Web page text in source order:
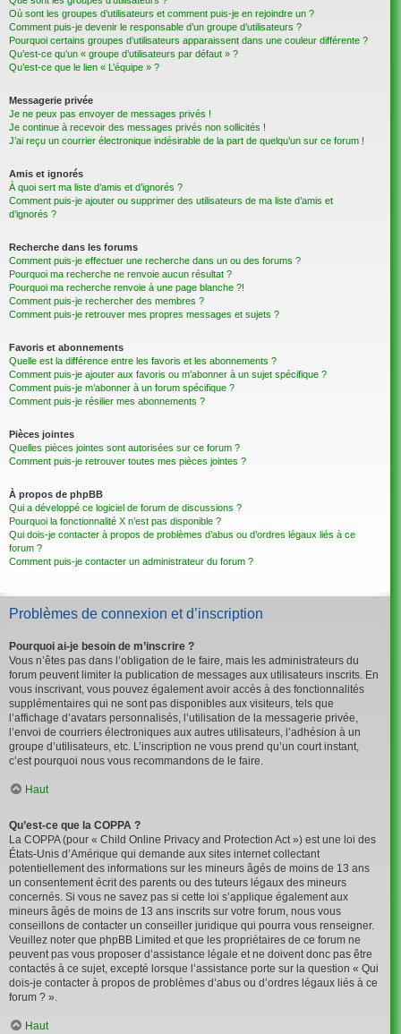
Où sont les groupes d’utilisateurs et comment puis-je en rejoindre un ?
Comment puis-je devenir le responsable d’un groupe d’utilisateurs ?
Pourquoi certains groupes d’utilisateurs apparaissent dans une couleur différente ?
Qu’est-ce qu’un « groupe d’utilisateurs par défaut » ?
Qu’est-ce que le lien « L’équipe » ?
Messagerie privée
Je ne peux pas envoyer de messages privés !
Je continue à recevoir des messages privés non sollicités !
J’ai reçu un courrier électronique indésirable de la part de quelqu’un sur ce forum !
Amis et ignorés
À quoi sert ma liste d’amis et d’ignorés ?
Comment puis-je ajouter ou supprimer des utilisateurs de ma liste d’amis et
d’ignorés ?
Recherche dans les forums
Comment puis-je effectuer une recherche dans un ou des forums ?
Pourquoi ma recherche ne renvoie aucun résultat ?
Pourquoi ma recherche renvoie à une page blanche ?!
Comment puis-je rechercher des membres ?
Comment puis-je retrouver mes propres messages et sujets ?
Favoris et abonnements
Quelle est la différence entre les favoris et les abonnements ?
Comment puis-je ajouter aux favoris ou m’abonner à un sujet spécifique ?
Comment puis-je m’abonner à un forum spécifique ?
Comment puis-je résilier mes abonnements ?
Pièces jointes
Quelles pièces jointes sont autorisées sur ce forum ?
Comment puis-je retrouver toutes mes pièces jointes ?
À propos de phpBB
Qui a développé ce logiciel de forum de discussions ?
Pourquoi la fonctionnalité X n’est pas disponible ?
Qui dois-je contacter à propos de problèmes d’abus ou d’ordres légaux liés à ce
forum ?
Comment puis-je contacter un administrateur du forum ?
Problèmes de connexion et d’inscription
Pourquoi ai-je besoin de m’inscrire ?
Vous n’êtes pas dans l’obligation de le faire, mais les administrateurs du
forum peuvent limiter la publication de messages aux utilisateurs inscrits. En
vous inscrivant, vous pouvez également avoir accès à des fonctionnalités
supplémentaires qui ne sont pas disponibles aux visiteurs, tels que
l’affichage d’avatars personnalisés, l’utilisation de la messagerie privée,
l’envoi de courriers électroniques aux autres utilisateurs, l’adhésion à un
groupe d’utilisateurs, etc. L’inscription ne vous prend qu’un court instant,
c’est pourquoi nous vous recommandons de le faire.
Haut
Qu’est-ce que la COPPA ?
La COPPA (pour « Child Online Privacy and Protection Act ») est une loi des
États-Unis d’Amérique qui demande aux sites internet collectant
potentiellement des informations sur les mineurs âgés de moins de 13 ans
un consentement écrit des parents ou des tuteurs légaux des mineurs
concernés. Si vous ne savez pas si cette loi s’applique également aux
mineurs âgés de moins de 13 ans inscrits sur votre forum, nous vous
conseillons de contacter un conseiller juridique qui pourra vous renseigner.
Veuillez noter que phpBB Limited et que les propriétaires de ce forum ne
peuvent pas vous proposer d’assistance légale et ne doivent donc pas être
contactés à ce sujet, excepté lorsque l’assistance porte sur la question « Qui
dois-je contacter à propos de problèmes d’abus ou d’ordres légaux liés à ce
forum ? ».
Haut